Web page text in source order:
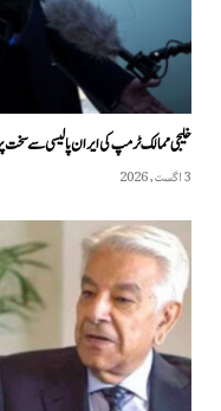
خلیجی ممالک ٹرمپ کی ایران پالیسی سے سخت
3 اگست, 2026